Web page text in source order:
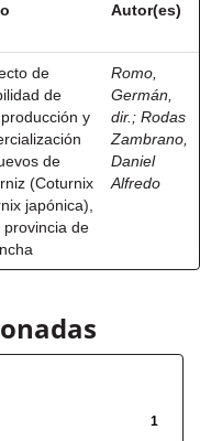
Autor(es)
de
de
y
de
(Coturnix
japónica),
provincia de
Romo,
Germán,
dir. ; Rodas
Zambrano,
Daniel
Alfredo
1